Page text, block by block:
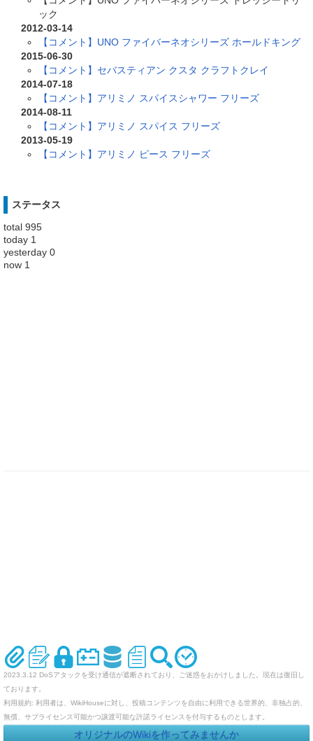
ック
2012-03-14
【コメント】UNO ファイバーネオシリーズ ホールドキング
2015-06-30
【コメント】セバスティアン クスタ クラフトクレイ
2014-07-18
【コメント】アリミノ スパイスシャワー フリーズ
2014-08-11
【コメント】アリミノ スパイス フリーズ
2013-05-19
【コメント】アリミノ ピース フリーズ
ステータス
total 995
today 1
yesterday 0
now 1
2023.3.12 DoSアタックを受け通信が遮断されており、ご迷惑をおかけしました。現在は復旧し
ております。
利用規約: 利用者は、WikiHouseに対し、投稿コンテンツを自由に利用できる世界的、非独占的、
無償、サブライセンス可能かつ譲渡可能な許諾ライセンスを付与するものとします。
オリジナルのWikiを作ってみませんか